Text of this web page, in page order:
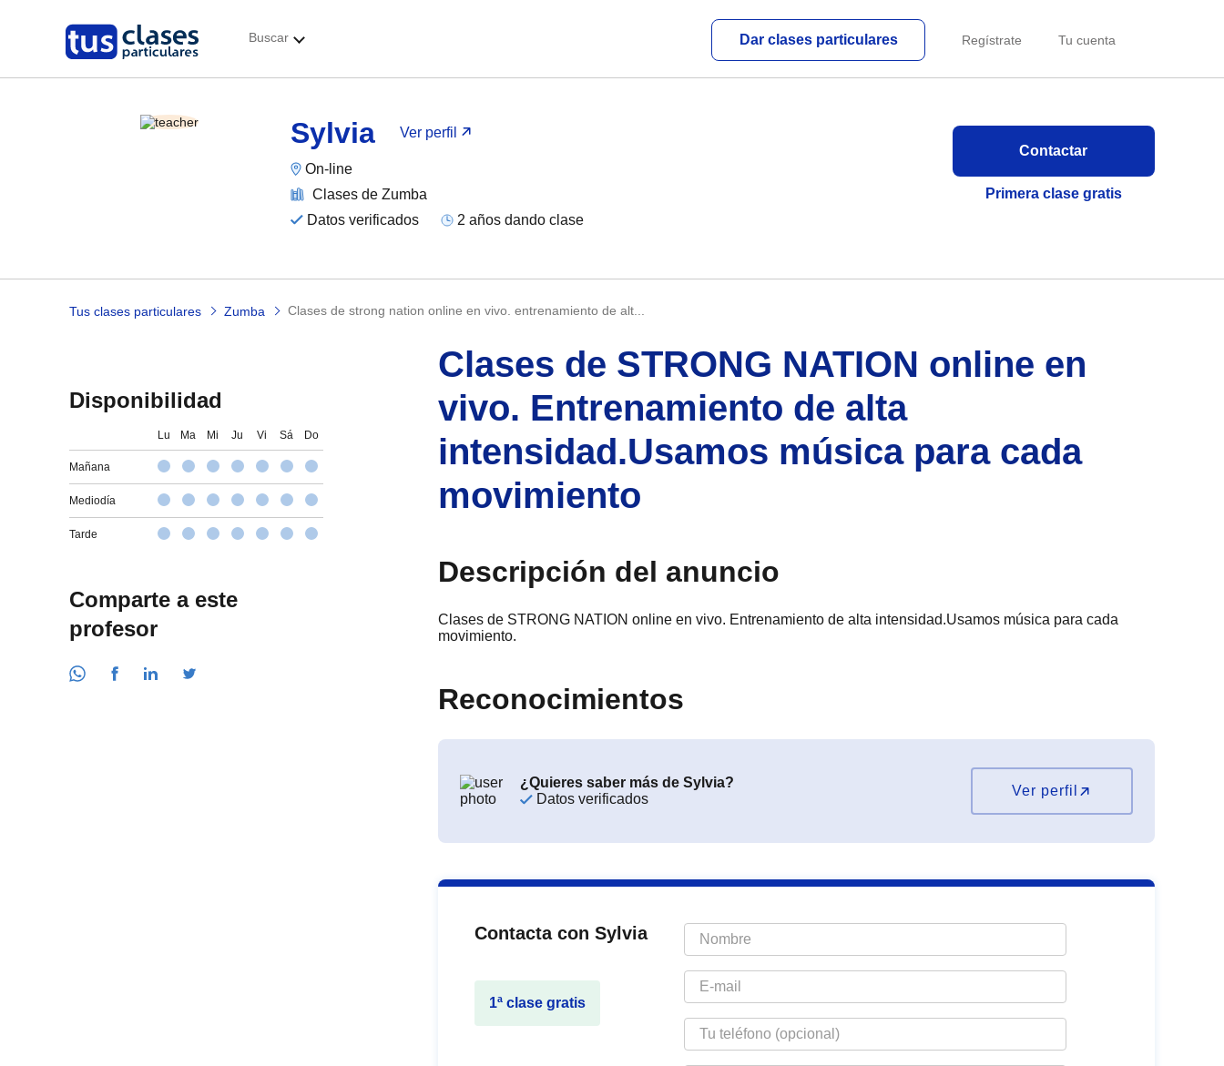
Buscar Regístrate Tu cuenta
Dar clases particulares
Contactar
Primera clase gratis
Sylvia Ver perfil
On-line
Clases de Zumba
Datos verificados
2 años dando clase
Tus clases particulares Zumba clases de strong nation online en vivo. entrenamiento de alt...
Disponibilidad
Lu Ma Mi Ju Vi Sá Do
Mañana
Mediodía
Tarde
Comparte a este
profesor
Clases de STRONG NATION online en
vivo. Entrenamiento de alta
intensidad.Usamos música para cada
movimiento
Descripción del anuncio
Clases de STRONG NATION online en vivo. Entrenamiento de alta intensidad.Usamos música para cada
movimiento.
Reconocimientos
¿Quieres saber más de Sylvia?
Datos verificados
Ver perfil
Contacta con Sylvia
1ª clase gratis